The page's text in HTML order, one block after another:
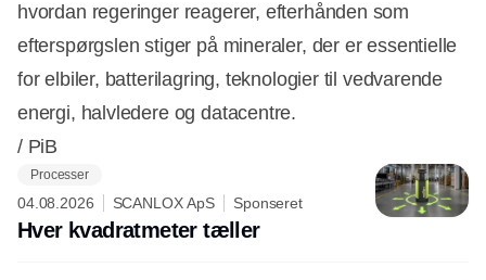
hvordan regeringer reagerer, efterhånden som
efterspørgslen stiger på mineraler, der er essentielle
for elbiler, batterilagring, teknologier til vedvarende
energi, halvledere og datacentre.
/ PiB
Processer
04.08.2026 SCANLOX ApS Sponseret
Hver kvadratmeter tæller